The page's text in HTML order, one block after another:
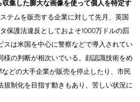
収集した膨大な画像を使って個人を特定す
テムを販売する企業に対して先月、英国
保護法違反としておよそ1000万ドルの罰
スは米国を中心に警察などで導入されてい
様の判断が相次いでいる。顔認識技術をめ
などの大手企業が販売を停止したり、市民
規制化を目指す動きもあり、苦しい状況に